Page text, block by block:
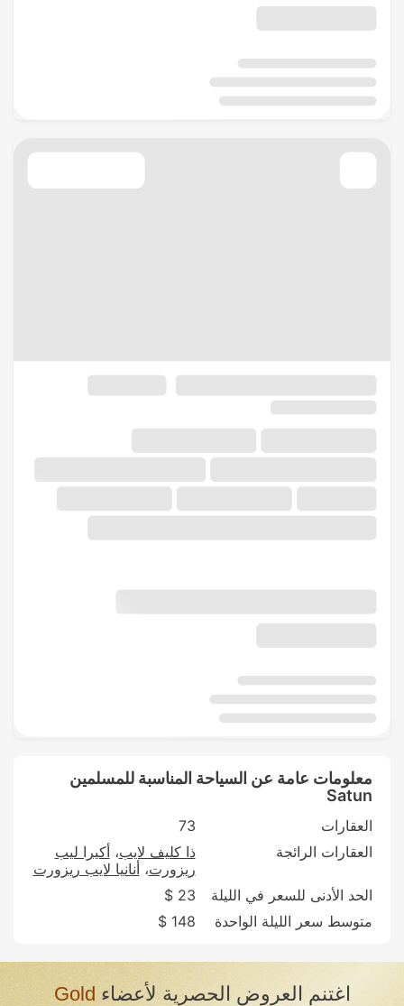
معلومات عامة عن السياحة المناسبة للمسلمين
Satun
العقارات
73
العقارات الرائجة
ذا كليف لايب أكيرا ليب
ريزورت أنانيا لايب ريزورت
الحد الأدنى للسعر في الليلة
23 $
متوسط سعر الليلة الواحدة
148 $
اغتنم العروض الحصرية لأعضاءGold